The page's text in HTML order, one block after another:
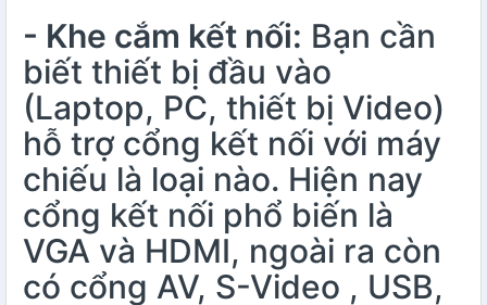
- Khe cắm kết nối: Bạn cần
biết thiết bị đầu vào
(Laptop, PC, thiết bị Video)
hỗ trợ cổng kết nối với máy
chiếu là loại nào. Hiện nay
cổng kết nối phổ biến là
VGA và HDMI, ngoài ra còn
có cổng AV, S-Video , USB,